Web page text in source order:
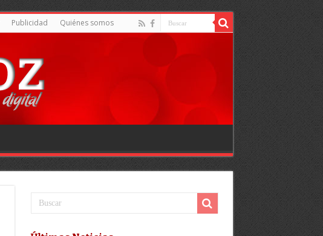
Publicidad Quiénes somos